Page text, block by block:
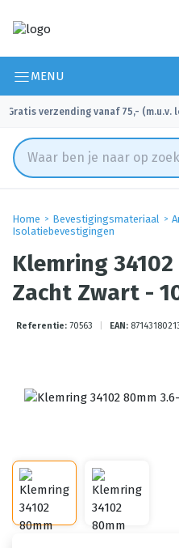
MENU
Gratis verzending vanaf 75,- (m.u.v.
Home Bevestigingsmateriaal
Isolatiebevestigingen
Klemring
Zacht Zwart -
Referentie: 70563 EAN: